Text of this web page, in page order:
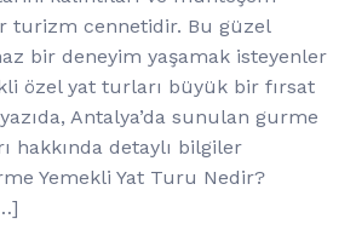
turizm cennetidir. Bu güzel
bir deneyim yaşamak isteyenler
özel yat turları büyük bir fırsat
Antalya’da sunulan gurme
hakkında detaylı bilgiler
Yemekli Yat Turu Nedir?